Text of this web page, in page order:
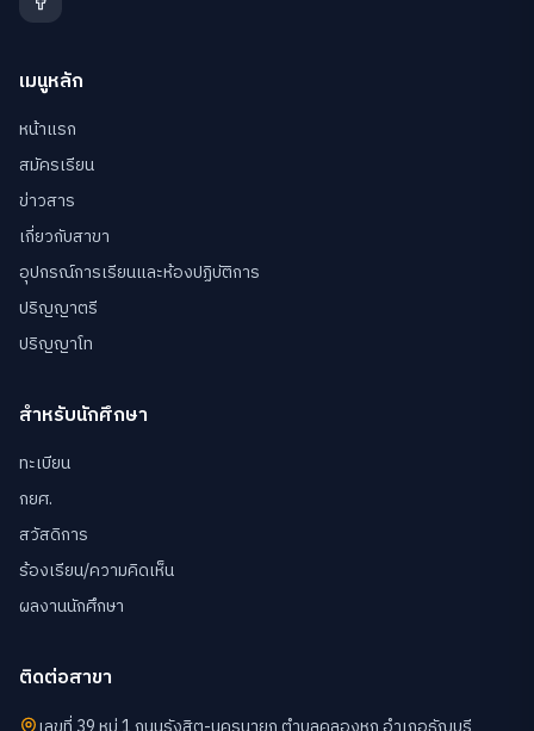
เมนูหลัก
หน้าแรก
สมัครเรียน
ข่าวสาร
เกี่ยวกับสาขา
อุปกรณ์การเรียนและห้องปฏิบัติการ
ปริญญาตรี
ปริญญาโท
สำหรับนักศึกษา
ทะเบียน
กยศ.
สวัสดิการ
ร้องเรียน/ความคิดเห็น
ผลงานนักศึกษา
ติดต่อสาขา